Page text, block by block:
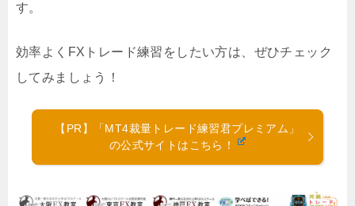
す。
効率よくFXトレード練習をしたい方は、ぜひチェック
してみましょう！
【PR】「MT4裁量トレード練習君プレミアム」
の公式サイトはこちら！